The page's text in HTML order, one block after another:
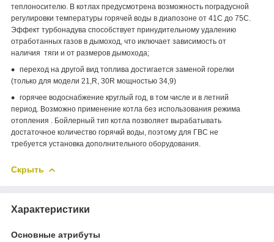
теплоносителю. В котлах предусмотрена возможность поградусной
регулировки температуры горячей воды в диапозоне от 41С до 75С.
Эффект турбонадува способствует принудительному удалению
отработанных газов в дымоход, что иключает зависимость от
наличия тяги и от размеров дымохода;
переход на другой вид топлива достигается заменой горелки
(только для модели 21,R, 30R мощностью 34,9)
горячее водоснабжение круглый год, в том числе и в летний
период. Возможно применение котла без использования режима
отопления . Бойлерный тип котла позволяет вырабатывать
достаточное количество горячкй воды, поэтому для ГВС не
требуется установка дополнительного оборудования.
Скрыть
Характеристики
Основные атрибуты